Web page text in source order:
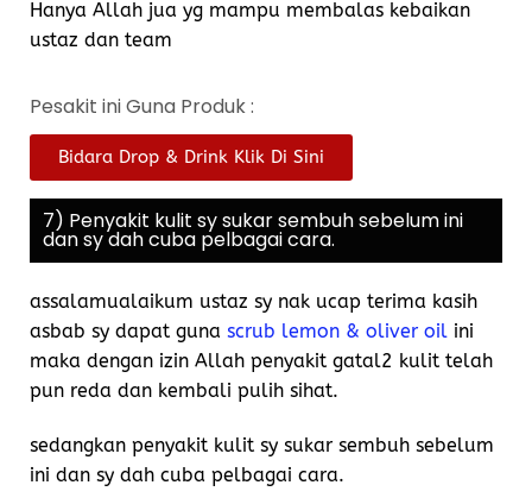
Hanya Allah jua yg mampu membalas kebaikan
ustaz dan team
Pesakit ini Guna Produk :
Bidara Drop & Drink Klik Di Sini
7) Penyakit kulit sy sukar sembuh sebelum ini
dan sy dah cuba pelbagai cara.
assalamualaikum ustaz sy nak ucap terima kasih
asbab sy dapat guna scrub lemon & oliver oil ini
maka dengan izin Allah penyakit gatal2 kulit telah
pun reda dan kembali pulih sihat.
sedangkan penyakit kulit sy sukar sembuh sebelum
ini dan sy dah cuba pelbagai cara.